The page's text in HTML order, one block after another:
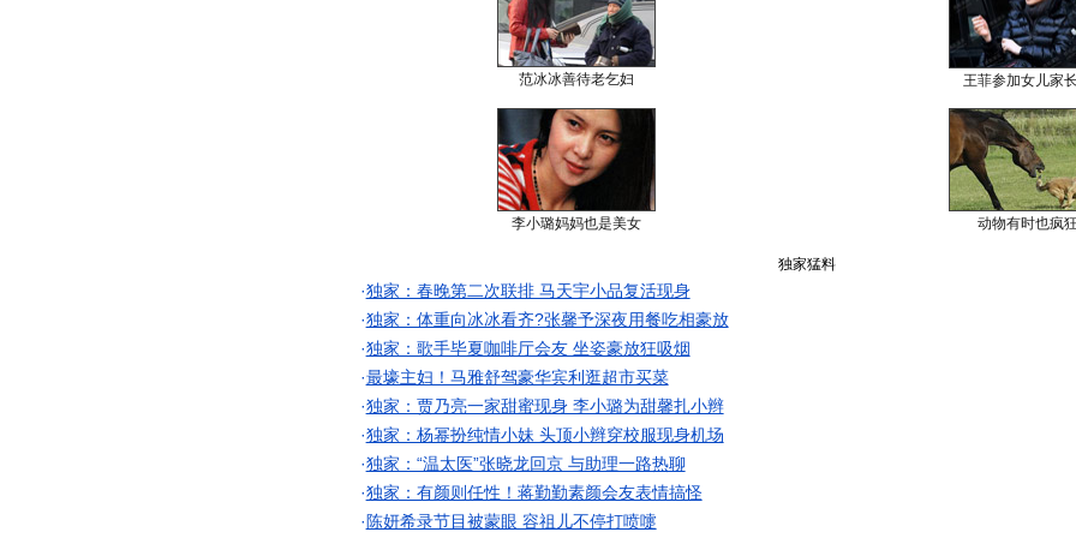
范冰冰善待老乞妇 王菲参加女儿家
李小璐妈妈也是美女 动物有时也疯
独家猛料
·独家：春晚第二次联排 马天宇小品复活现身
·独家：体重向冰冰看齐?张馨予深夜用餐吃相豪放
·独家：歌手毕夏咖啡厅会友 坐姿豪放狂吸烟
·最壕主妇！马雅舒驾豪华宾利逛超市买菜
·独家：贾乃亮一家甜蜜现身 李小璐为甜馨扎小辫
·独家：杨幂扮纯情小妹 头顶小辫穿校服现身机场
·独家：“温太医”张晓龙回京 与助理一路热聊
·独家：有颜则任性！蒋勤勤素颜会友表情搞怪
· 陈妍希录节目被蒙眼 容祖儿不停打喷嚏